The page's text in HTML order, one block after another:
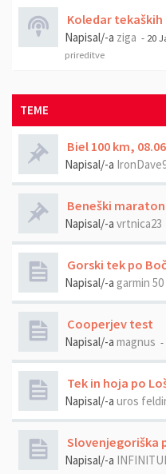
Koledar
Napisal/-a ziga - 20
prireditve
TEME
Biel 100 km,
Napisal/-a
Beneški
Napisal/-a vrtnica23
Gorski tek po
Napisal/-a garmin 50
Cooperjev test
Napisal/-a magnus -
Tek in hoja po
Napisal/-a uros
Slovenjegoriška
Napisal/-a